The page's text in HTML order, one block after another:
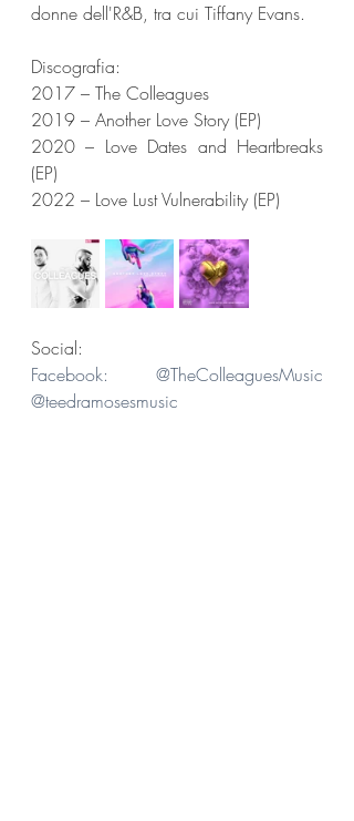
donne dell'R&B, tra cui Tiffany Evans.
Discografia:
2017 – The Colleagues
2019 – Another Love Story (EP)
2020 – Love Dates and Heartbreaks
(EP)
2022 – Love Lust Vulnerability (EP)
Social:
Facebook: @TheColleaguesMusic
@teedramosesmusic